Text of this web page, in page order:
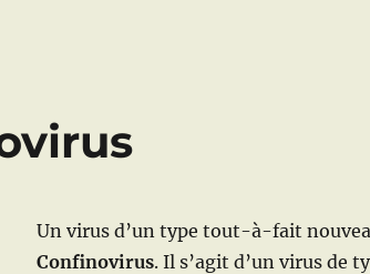
Un virus d’un type tout-à-fait
Confinovirus. Il s’agit d’un virus de